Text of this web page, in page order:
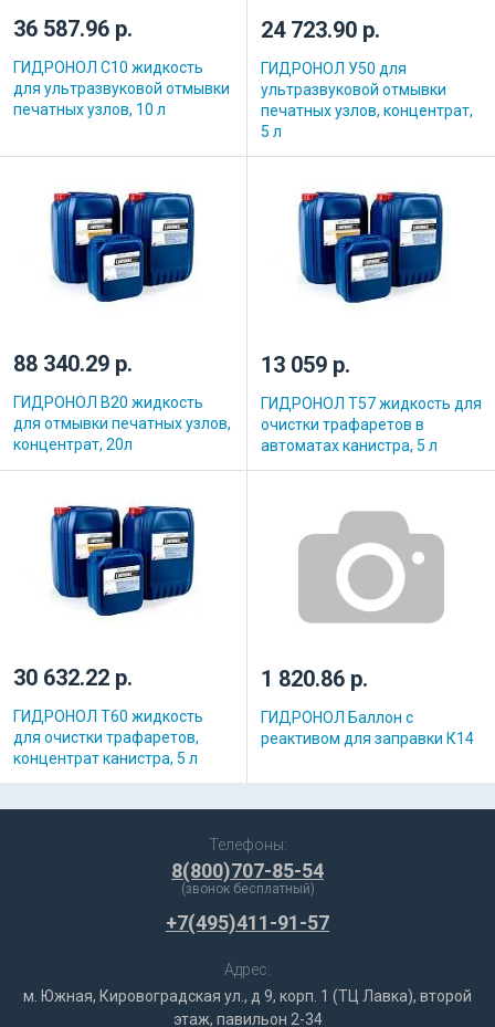
36 587.96 р.
ГИДРОНОЛ С10 жидкость
для ультразвуковой отмывки
печатных узлов, 10 л
24 723.90 р.
ГИДРОНОЛ У50 для
ультразвуковой отмывки
печатных узлов, концентрат,
5 л
88 340.29 р.
ГИДРОНОЛ В20 жидкость
для отмывки печатных узлов,
концентрат, 20л
13 059 р.
ГИДРОНОЛ Т57 жидкость для
очистки трафаретов в
автоматах канистра, 5 л
30 632.22 р.
ГИДРОНОЛ Т60 жидкость
для очистки трафаретов,
концентрат канистра, 5 л
1 820.86 р.
ГИДРОНОЛ Баллон с
реактивом для заправки К14
Телефоны:
8(800)707-85-54
(звонок бесплатный)
+7(495)411-91-57
Адрес:
м. Южная, Кировоградская ул., д 9, корп. 1 (ТЦ Лавка), второй
этаж, павильон 2-34